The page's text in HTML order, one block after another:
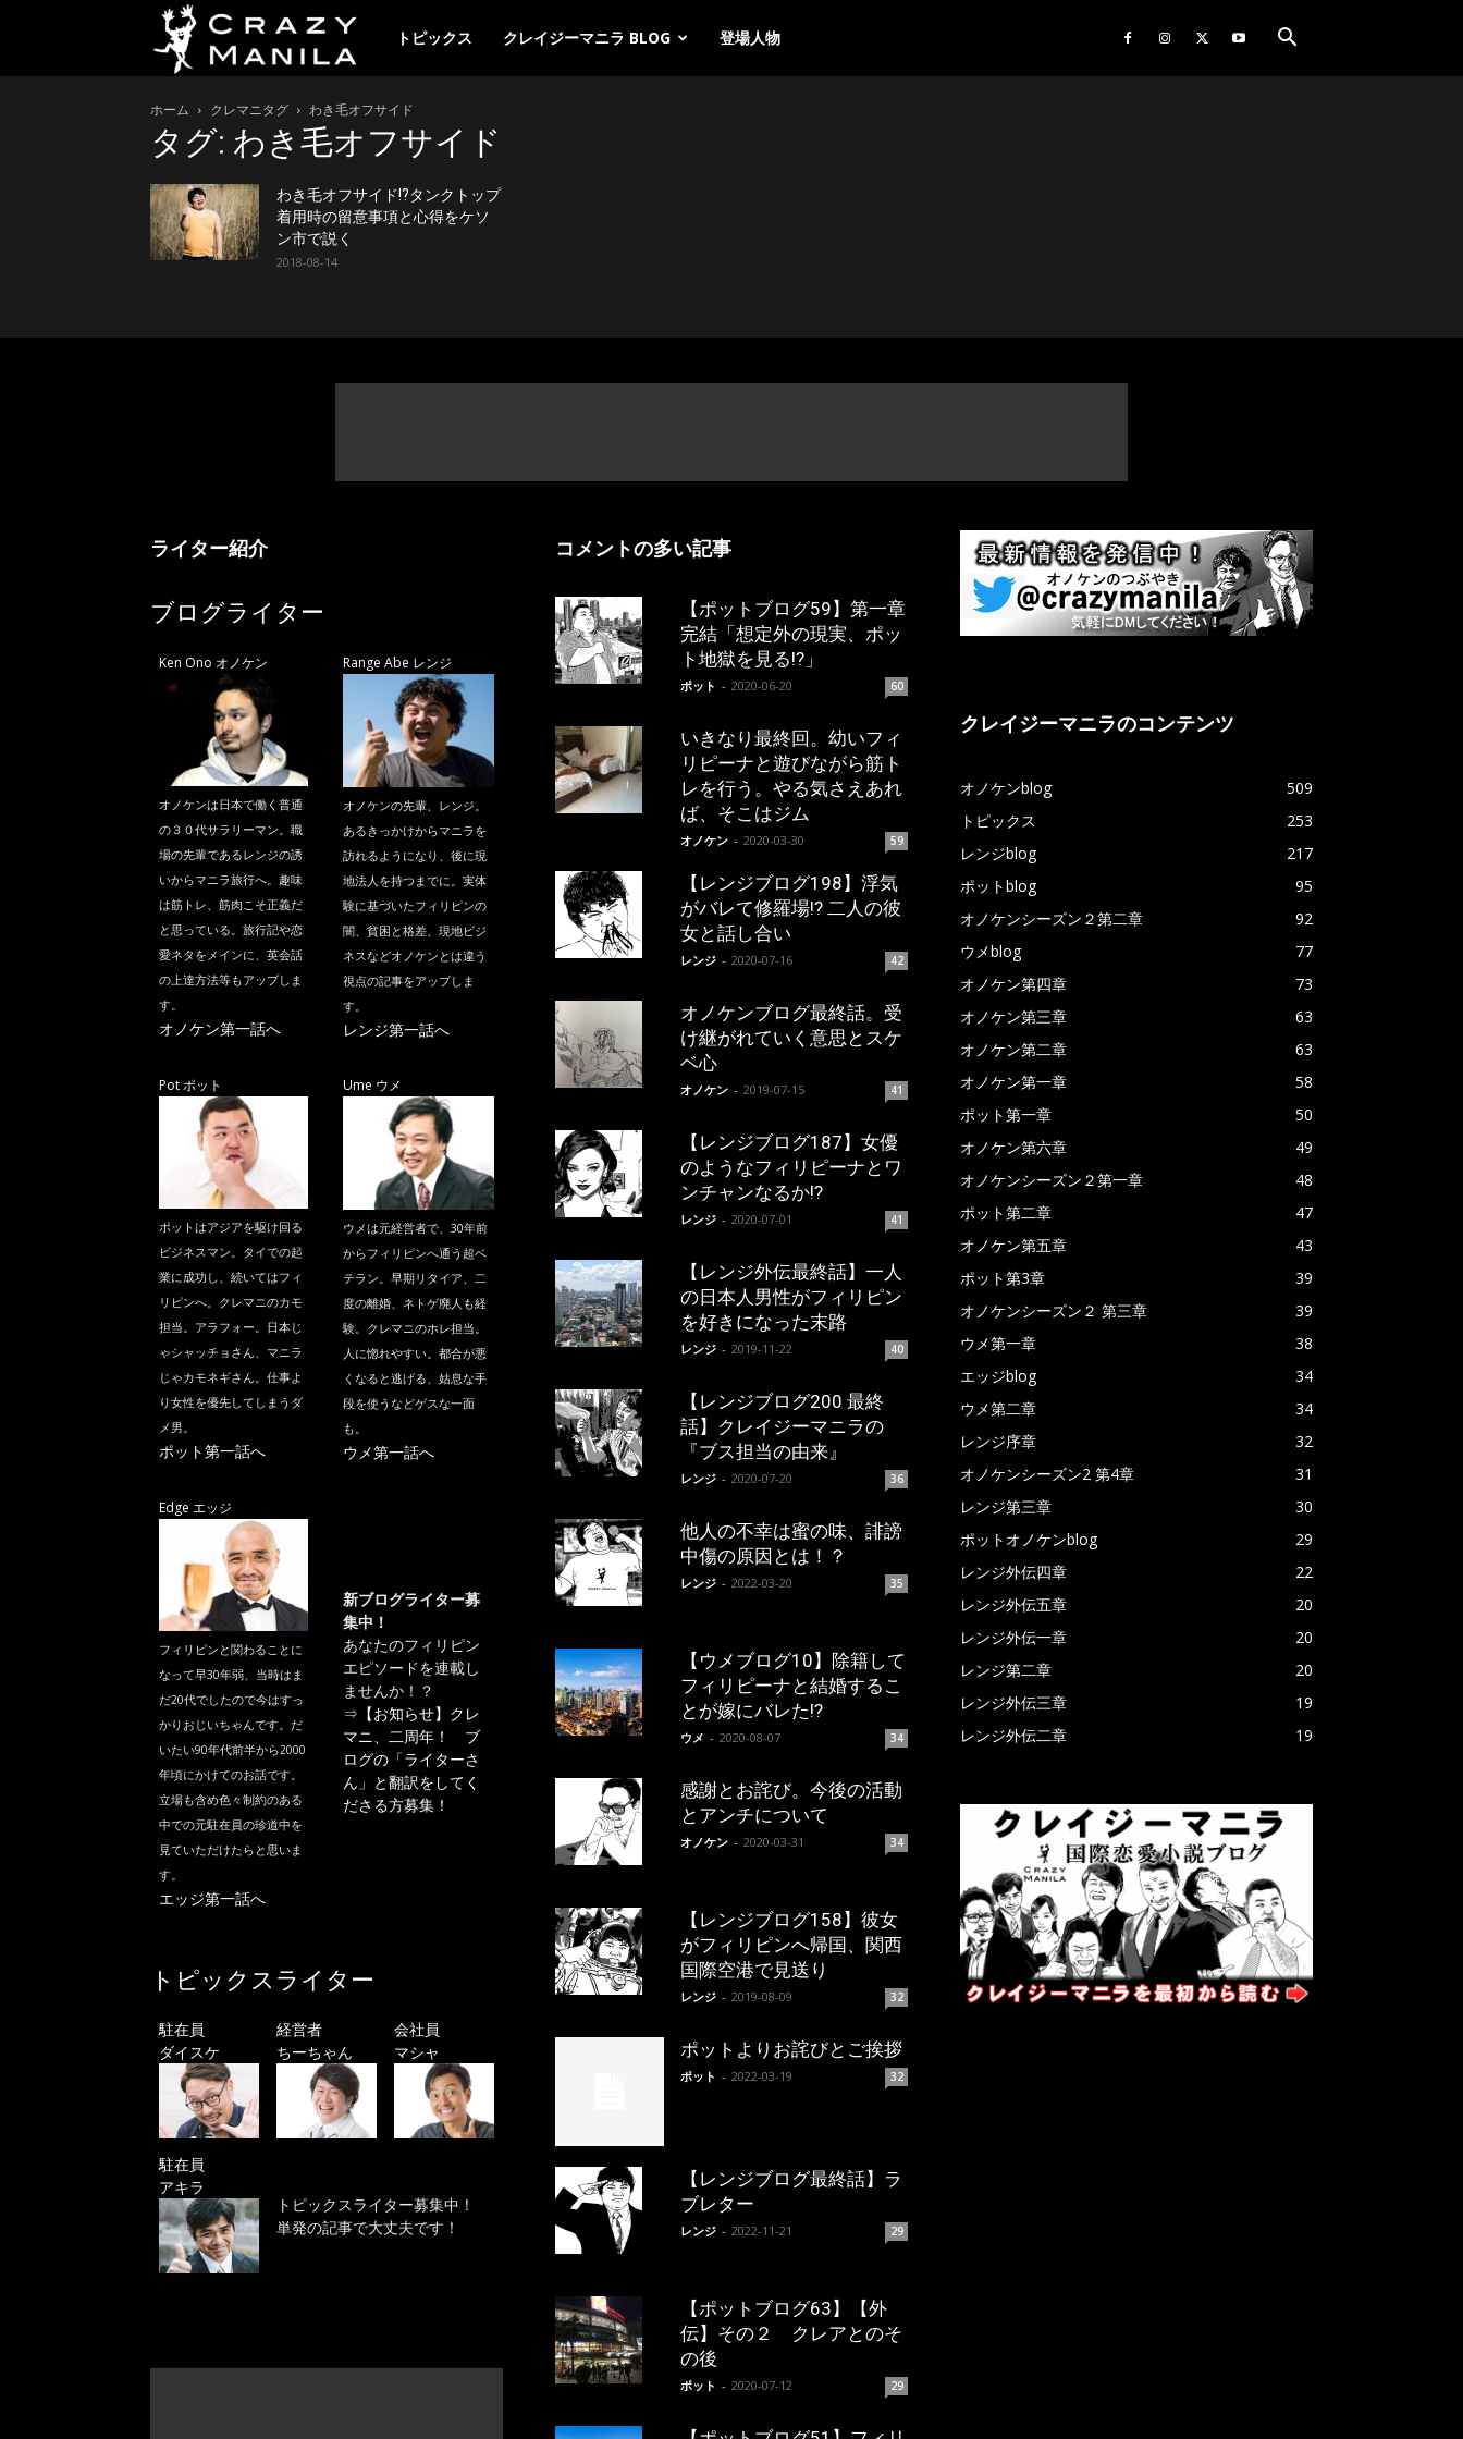
レ
イ
ー
トピックス クレイジーマニラ BLOG 登場人物
ホーム クレマニタグ わき毛オフサイド
タグ: わき毛オフサイド
わき毛オフサイド!?タンクトップ
着用時の留意事項と心得をケソ
ン市で説く
2018-08-14
ライター紹介
ブログライター
Ken Ono オノケン
オノケンは日本で働く普通
の３０代サラリーマン。職
場の先輩であるレンジの誘
いからマニラ旅行へ。趣味
は筋トレ、筋肉こそ正義だ
と思っている。旅行記や恋
愛ネタをメインに、英会話
の上達方法等もアップしま
す。
オノケン第一話へ
Range Abe レンジ
オノケンの先輩、レンジ。
あるきっかけからマニラを
訪れるようになり、後に現
地法人を持つまでに。実体
験に基づいたフィリピンの
闇、貧困と格差、現地ビジ
ネスなどオノケンとは違う
視点の記事をアップしま
す。
レンジ第一話へ
Pot ポット
ポットはアジアを駆け回る
ビジネスマン。タイでの起
業に成功し、続いてはフィ
リピンへ。クレマニのカモ
担当。アラフォー。日本じ
ゃシャッチョさん、マニラ
じゃカモネギさん。仕事よ
り女性を優先してしまうダ
メ男。
ポット第一話へ
Ume ウメ
ウメは元経営者で、30年前
からフィリピンへ通う超ベ
テラン。早期リタイア、二
度の離婚、ネトゲ廃人も経
験。クレマニのホレ担当。
人に惚れやすい。都合が悪
くなると逃げる、姑息な手
段を使うなどゲスな一面
も。
ウメ第一話へ
Edge エッジ
フィリピンと関わることに
なって早30年弱、当時はま
だ20代でしたので今はすっ
かりおじいちゃんです。だ
いたい90年代前半から2000
年頃にかけてのお話です。
立場も含め色々制約のある
中での元駐在員の珍道中を
見ていただけたらと思いま
す。
エッジ第一話へ
新ブログライター募
集中！
あなたのフィリピン
エピソードを連載し
ませんか！？
⇒ 【お知らせ】クレ
マニ、二周年！ ブ
ログの「ライターさ
ん」と翻訳をしてく
ださる方募集！
トピックスライター
駐在員
ダイスケ
経営者
ちーちゃん
会社員
マシャ
駐在員
アキラ
トピックスライター募集中！
単発の記事で大丈夫です！
コメントの多い記事
【ポットブログ59】第一章
完結「想定外の現実、ポッ
ト地獄を見る!?」
ポット - 2020-06-20 60
いきなり最終回。幼いフィ
リピーナと遊びながら筋ト
レを行う。やる気さえあれ
ば、そこはジム
オノケン - 2020-03-30 59
【レンジブログ198】浮気
がバレて修羅場!? 二人の彼
女と話し合い
レンジ - 2020-07-16 42
オノケンブログ最終話。受
け継がれていく意思とスケ
ベ心
オノケン - 2019-07-15 41
【レンジブログ187】女優
のようなフィリピーナとワ
ンチャンなるか!?
レンジ - 2020-07-01 41
【レンジ外伝最終話】一人
の日本人男性がフィリピン
を好きになった末路
レンジ - 2019-11-22 40
【レンジブログ200 最終
話】クレイジーマニラの
『ブス担当の由来』
レンジ - 2020-07-20 36
他人の不幸は蜜の味、誹謗
中傷の原因とは！？
レンジ - 2022-03-20 35
【ウメブログ10】除籍して
フィリピーナと結婚するこ
とが嫁にバレた!?
ウメ - 2020-08-07 34
感謝とお詫び。今後の活動
とアンチについて
オノケン - 2020-03-31 34
【レンジブログ158】彼女
がフィリピンへ帰国、関西
国際空港で見送り
レンジ - 2019-08-09 32
ポットよりお詫びとご挨拶
ポット - 2022-03-19 32
【レンジブログ最終話】ラ
ブレター
レンジ - 2022-11-21 29
【ポットブログ63】【外
伝】その２ クレアとのそ
の後
ポット - 2020-07-12 29
クレイジーマニラのコンテンツ
オノケンblog
509
トピックス
253
レンジblog
217
ポットblog
95
オノケンシーズン２第二章
92
ウメblog
77
オノケン第四章
73
オノケン第三章
63
オノケン第二章
63
オノケン第一章
58
ポット第一章
50
オノケン第六章
49
オノケンシーズン２第一章
48
ポット第二章
47
オノケン第五章
43
ポット第3章
39
オノケンシーズン２ 第三章
39
ウメ第一章
38
エッジblog
34
ウメ第二章
34
レンジ序章
32
オノケンシーズン2 第4章
31
レンジ第三章
30
ポットオノケンblog
29
レンジ外伝四章
22
レンジ外伝五章
20
レンジ外伝一章
20
レンジ第二章
20
レンジ外伝三章
19
レンジ外伝二章
19